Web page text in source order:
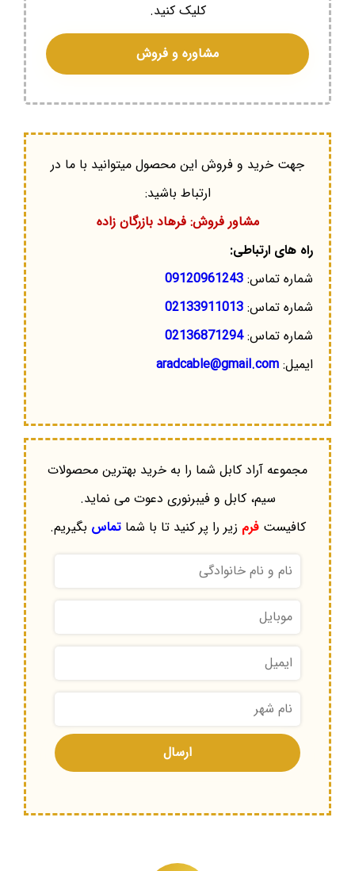
کلیک کنید.
مشاوره و فروش
جهت خرید و فروش این محصول میتوانید با ما در
ارتباط باشید:
مشاور فروش: فرهاد بازرگان زاده
راه های ارتباطی:
شماره تماس: 09120961243
شماره تماس: 02133911013
شماره تماس:02136871294
ایمیل: aradcable@gmail.com
مجموعه آراد کابل شما را به خرید بهترین محصولات
سیم، کابل و فیبرنوری دعوت می نماید.
کافیستفرم زیر را پر کنید تا با شماتماس بگیریم.